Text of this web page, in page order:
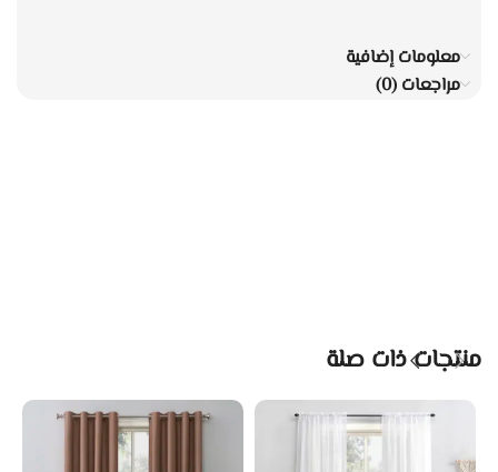
معلومات إضافية
مراجعات (0)
منتجات ذات صلة